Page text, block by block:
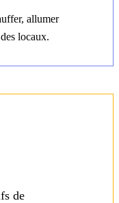
allumer
locaux.
de